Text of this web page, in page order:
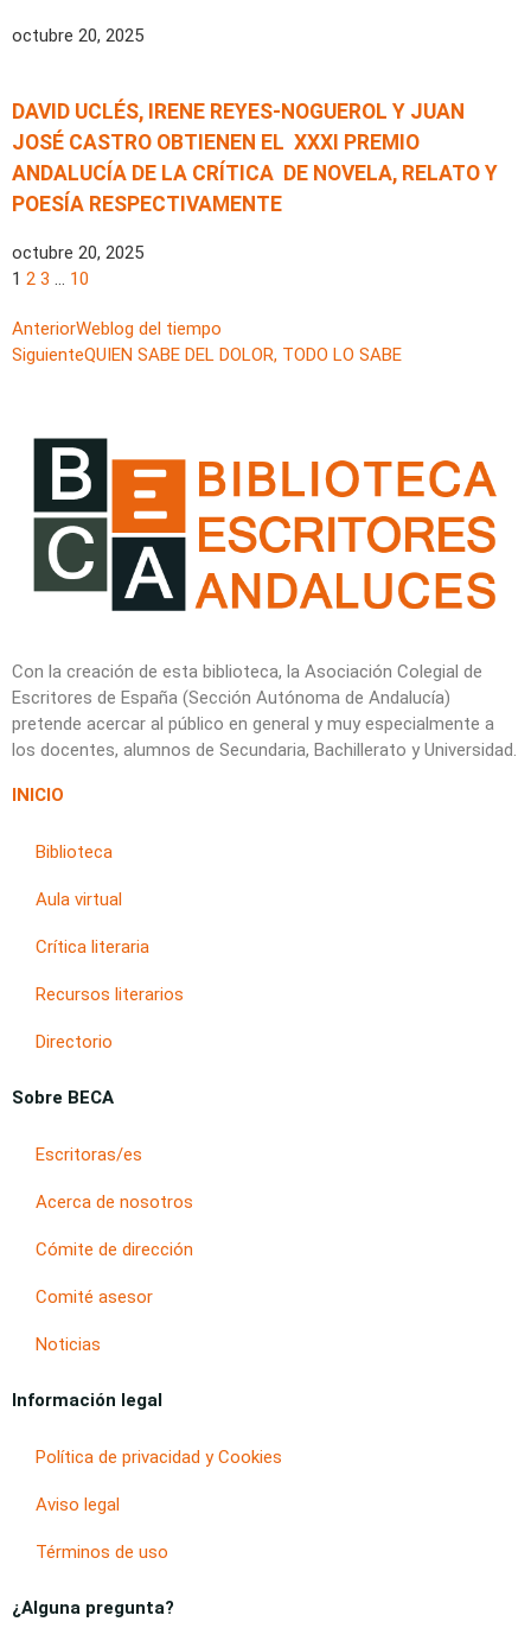
octubre 20, 2025
DAVID UCLÉS, IRENE REYES-NOGUEROL Y JUAN
JOSÉ CASTRO OBTIENEN EL XXXI PREMIO
ANDALUCÍA DE LA CRÍTICA DE NOVELA, RELATO Y
POESÍA RESPECTIVAMENTE
octubre 20, 2025
1 2 3 … 10
AnteriorWeblog del tiempo
SiguienteQUIEN SABE DEL DOLOR, TODO LO SABE
Con la creación de esta biblioteca, la Asociación Colegial de
Escritores de España (Sección Autónoma de Andalucía)
pretende acercar al público en general y muy especialmente a
los docentes, alumnos de Secundaria, Bachillerato y Universidad.
INICIO
Biblioteca
Aula virtual
Crítica literaria
Recursos literarios
Directorio
Sobre BECA
Escritoras/es
Acerca de nosotros
Cómite de dirección
Comité asesor
Noticias
Información legal
Política de privacidad y Cookies
Aviso legal
Términos de uso
¿Alguna pregunta?